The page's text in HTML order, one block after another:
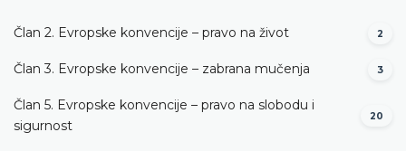
Član 2. Evropske konvencije – pravo na život 2
Član 3. Evropske konvencije – zabrana mučenja 3
Član 5. Evropske konvencije – pravo na slobodu i
sigurnost
20